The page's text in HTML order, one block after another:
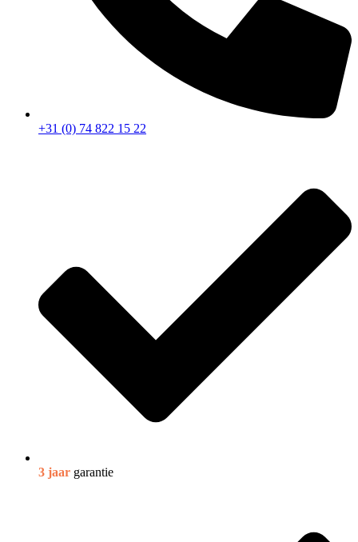
+31 (0) 74 822 15 22
3 jaar garantie